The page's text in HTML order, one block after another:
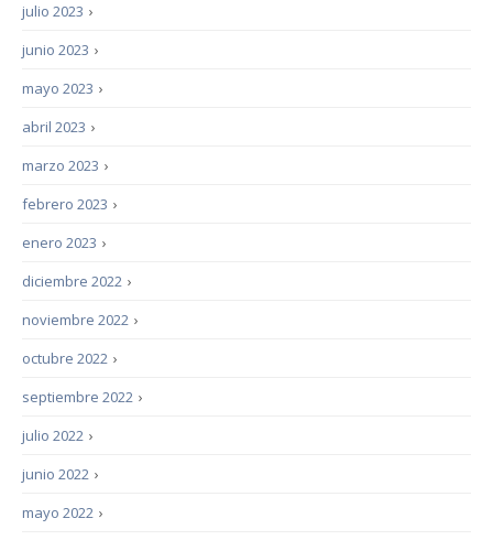
›
julio 2023
›
junio 2023
›
mayo 2023
›
abril 2023
›
marzo 2023
›
febrero 2023
›
enero 2023
›
diciembre 2022
›
noviembre 2022
›
octubre 2022
›
septiembre 2022
›
julio 2022
›
junio 2022
›
mayo 2022